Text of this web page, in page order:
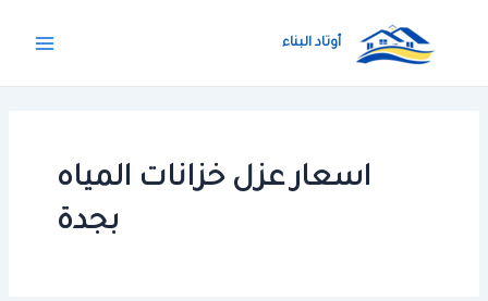
أوتاد البناء
اسعار عزل خزانات المياه
بجدة